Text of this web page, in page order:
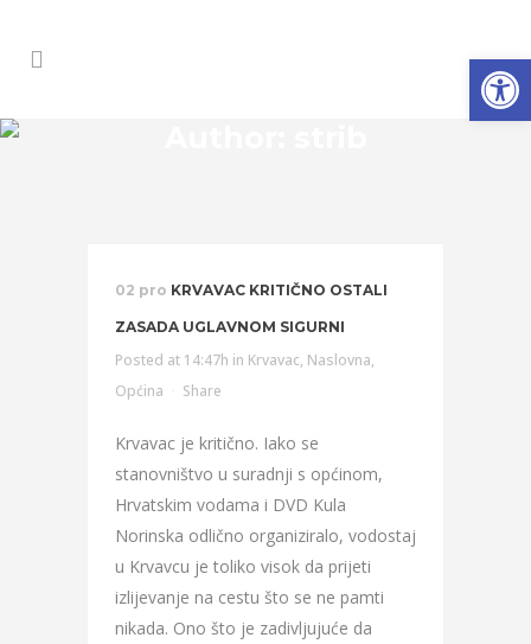
02 pro KRVAVAC KRITIČNO OSTALI
ZASADA UGLAVNOM SIGURNI
Posted at 14:47h in Krvavac, Naslovna,
Općina
Share
Krvavac je kritično. Iako se
stanovništvo u suradnji s općinom,
Hrvatskim vodama i DVD Kula
Norinska odlično organiziralo, vodostaj
u Krvavcu je toliko visok da prijeti
izlijevanje na cestu što se ne pamti
nikada. Ono što je zadivljujuće da